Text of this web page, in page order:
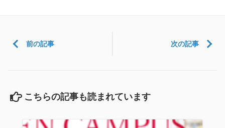
前の記事 次の記事
こちらの記事も読まれています